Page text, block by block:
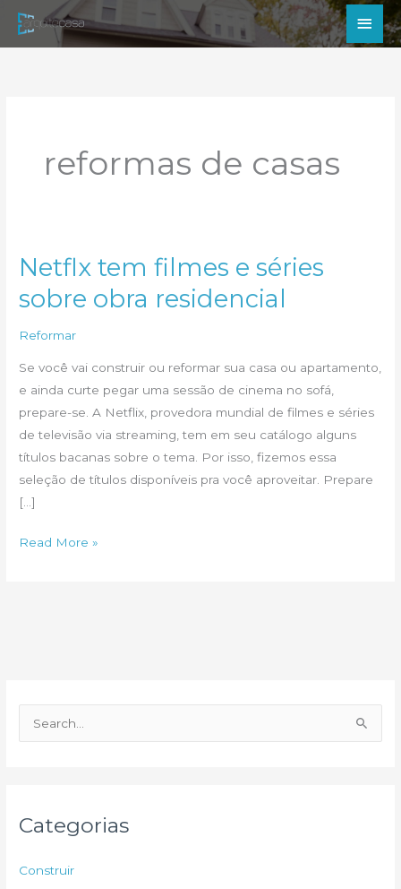
para
reformas de casas
Netflx tem filmes e séries
sobre obra residencial
Reformar
Se você vai construir ou reformar sua casa ou apartamento,
e ainda curte pegar uma sessão de cinema no sofá,
prepare-se. A Netflix, provedora mundial de filmes e séries
de televisão via streaming, tem em seu catálogo alguns
títulos bacanas sobre o tema. Por isso, fizemos essa
seleção de títulos disponíveis pra você aproveitar. Prepare
[…]
Netflx
Read More »
e
Categorias
Construir